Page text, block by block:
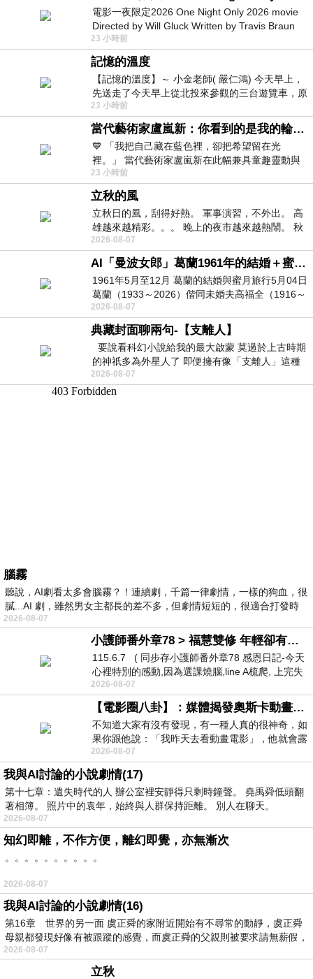
電影一夜限定2026 One Night Only 2026 movie
Directed by Will Gluck Written by Travis Braun
Starring Monica Barbaro
23 小時前
記憶的溫度
【記憶的溫度】～ 小金老師( 嚴仁鴻) 今天早上，
先送走了今天早上從北投來參觀的三台遊覽車，原
以為展場已經差不多要安靜下來，卻發
23 小時前
當代藝術家盧嵐新：你看到的是我的輪廓，還是你的故事？——藏在藍色裡的希望與光
💙 「我把自己藏在藍色裡，卻把希望留在光
裡。」 當代藝術家盧嵐新在此幅兼具童趣靈動與
抽象韻味的新作中，用湛藍的羽翼般色塊包覆著
23 小時前
立秋的風
立秋日的風，刮得好熱。 軍事演習，不外出。 高
雄越來越精彩。。。 晚上的夜市越來越熱鬧。 秋
天的風刮得很熱 夜遊消暑熱。。。
2026-08-07
AI「曼波女郎」葛蘭1961年的結婚＋蜜月旅行 #戀上老電影 #葛蘭 #粟子
1961年5月至12月 葛蘭的結婚與蜜月旅行5月04日
葛蘭（1933～2026）偕同未婚夫高福全（1916～
2004）乘郵輪赴倫敦6月15日於英國倫敦St.S
2026-08-07
典藏封面聊兩句-【支離人】
要說看科幻小說給我的最大啟蒙 莫過於上古時期
的神祇多為外星人了 即便擁有像「支離人」這種
驚世駭俗的神通法門 也未必讀
2026-08-07
腦霧
聽說，AI劇看太多會腦霧？！連續劇，千篇一律劇情，一樣的狗血，很
膩...AI 劇，雖然男女主都長的差不多，但劇情短短的，很適合打發時
2026-08-07
小護師番外章78 > 福慧雙修 年輕卻有個老靈魂 ㄑ金剛經〉podcast
115.6.7 ( 同步存小護師番外章78 感恩日記-今天
心裡特別的感動,因為選課燒腦,line A梳爬, 上完失
智課的她,特來傾
2026-08-07
【電影圈八卦】：媒體揭發奧斯卡動畫項目投票醜聞！好萊塢為什麼看不起動畫電影？
不知道大家有沒有發現，有一種人真的很神奇，如
果你跟他說：「我昨天去看動畫電影」，他就會露
出一種慈祥的微笑，然後問你是不是陪小
2026-08-07
我與AI討論的小說劇情(17)
第十七章：遺失時代的人 辦公室裡安靜得只剩時鐘聲。 堯禹舜低頭翻
著相簿。 照片中的袁年，始終與人群保持距離。 別人在聊天。
2026-08-07
知幻即離，不作方便，離幻即覺，亦無漸次
。。。。。。。。。。
2026-08-07
我與AI討論的小說劇情(16)
第16章 世界的另一面 虞正舜的家附近開始有不尋常的動靜，虞正舜
母親都發現好像有被跟蹤的感覺，而虞正舜的父親則被要求請無薪假，
2026-08-07
立秋